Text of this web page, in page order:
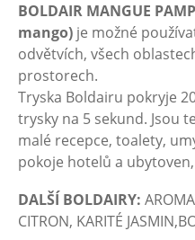
BOLDAIR MANGUE
mango) je možné
odvětvích, všech
prostorech.
Tryska Boldairu pokryje
trysky na 5 sekund. Jsou
malé recepce, toalety,
pokoje hotelů a
DALŠÍ BOLDAIRY:
CITRON, KARITÉ